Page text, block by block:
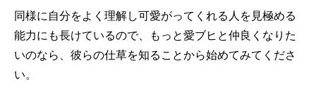
同様に自分をよく理解し可愛がってくれる人を見極める
能力にも長けているので、もっと愛ブヒと仲良くなりた
いのなら、彼らの仕草を知ることから始めてみてくださ
い。